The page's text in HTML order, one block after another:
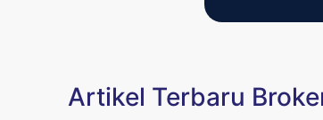
Artikel Terbaru